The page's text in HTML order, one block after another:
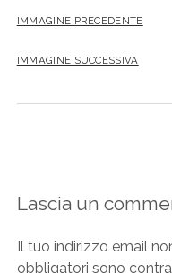
IMMAGINE PRECEDENTE
IMMAGINE SUCCESSIVA
Lascia un
Il tuo indirizzo email
obbligatori sono